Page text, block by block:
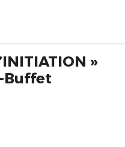
»
Buffet